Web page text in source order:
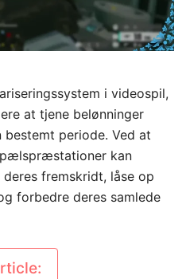
i videospil,
at tjene belønninger
bestemt periode. Ved at
kan
fremskridt, låse op
forbedre deres samlede